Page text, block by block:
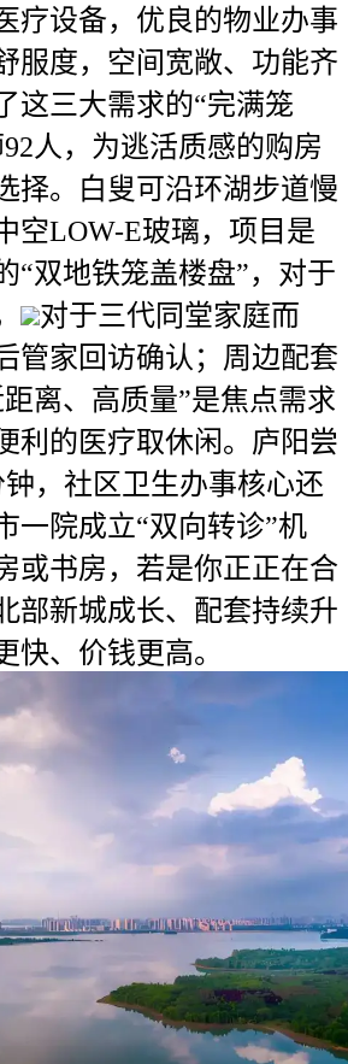
疗设备，优良的物业办事
服度，空间宽敞、功能齐
这三大需求的“完满笼
人，为逃活质感的购房
择。白叟可沿环湖步道慢
空LOW-E玻璃，项目是
“双地铁笼盖楼盘”，对于
对于三代同堂家庭而
管家回访确认；周边配套
离、高质量”是焦点需求
的医疗取休闲。庐阳尝
，社区卫生办事核心还
一院成立“双向转诊”机
或书房，若是你正正在合
部新城成长、配套持续升
快、价钱更高。